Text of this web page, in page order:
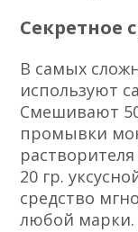
Секретное
В самых
используют
Смешивают
промывки
20 гр.
средство
любой марки.